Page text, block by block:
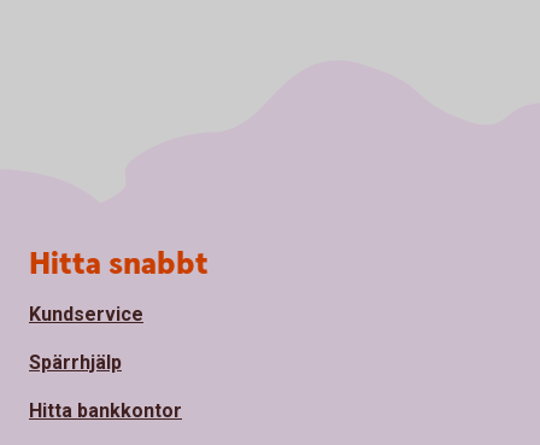
Sidfot
Hitta snabbt
Kundservice
Spärrhjälp
Hitta bankkontor